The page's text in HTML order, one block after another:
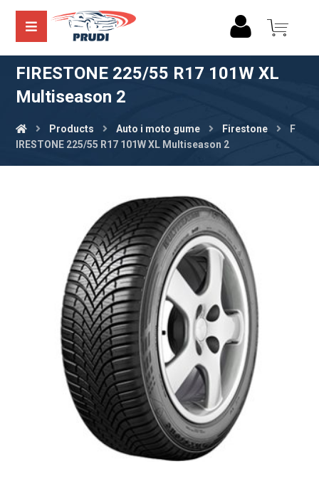
FIRESTONE 225/55 R17 101W XL
Multiseason 2
Products Auto i moto gume Firestone
F
IRESTONE 225/55 R17 101W XL Multiseason 2